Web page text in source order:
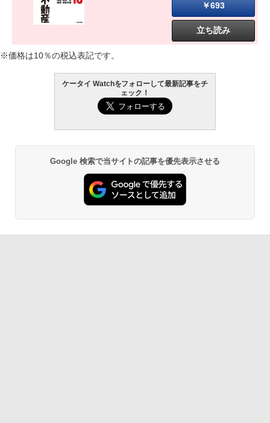
￥693
立ち読み
※価格は10％の税込表記です。
ケータイ Watchをフォローして最新記事をチ
ェック！
Google 検索で当サイトの記事を優先表示させる